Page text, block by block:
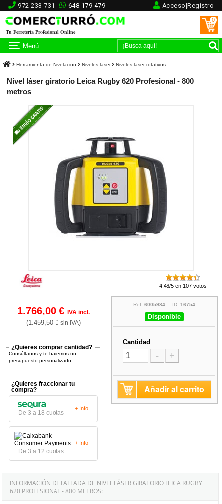
972 233 731 648 179 479 Acceso|Registro
Tu Ferretería Profesional Online
0
Menú
Herramienta de Nivelación Niveles láser Niveles láser rotativos
Nivel láser giratorio Leica Rugby 620 Profesional - 800
metros
4.46/5 en 107 votos
1.766,00 € IVA incl.
(1.459,50 € sin IVA)
¿Quieres comprar cantidad?
Consúltanos y te haremos un
presupuesto personalizado.
¿Quieres fraccionar tu
compra?
De 3 a 18 cuotas
+ Info
De 3 a 12 cuotas
+ Info
Ref: 6005984ID: 16754
Disponible
Cantidad
- +
Añadir al carrito
INFORMACIÓN DETALLADA DE NIVEL LÁSER GIRATORIO LEICA RUGBY
620 PROFESIONAL - 800 METROS: